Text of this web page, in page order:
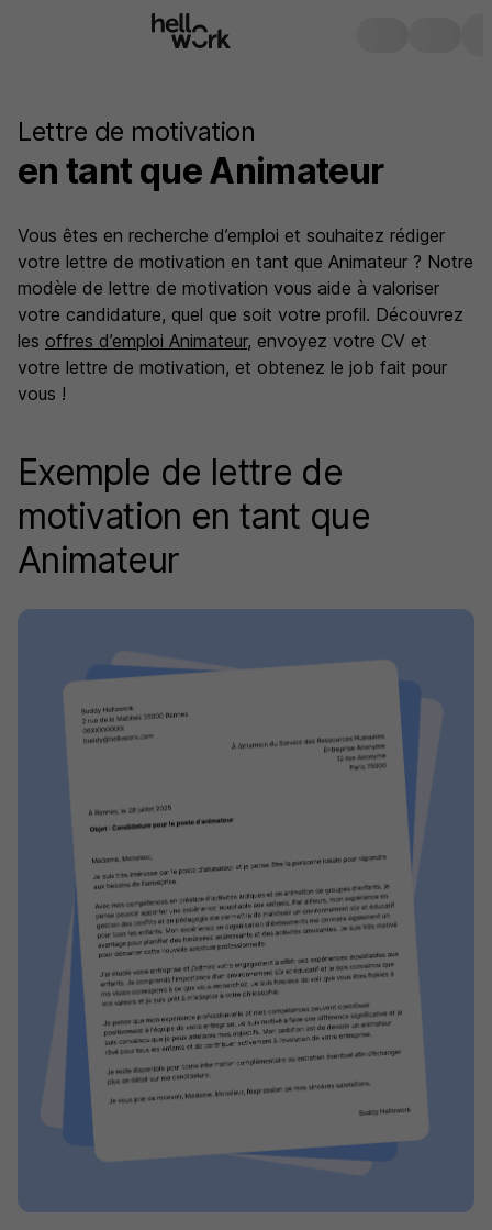
Lettre de motivation
en tant que Animateur
Vous êtes en recherche d’emploi et souhaitez rédiger
votre lettre de motivation en tant que Animateur ? Notre
modèle de lettre de motivation vous aide à valoriser
votre candidature, quel que soit votre profil. Découvrez
les offres d’emploi Animateur, envoyez votre CV et
votre lettre de motivation, et obtenez le job fait pour
vous !
Exemple de lettre de
motivation en tant que
Animateur